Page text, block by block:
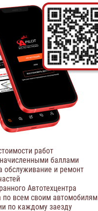
работ
баллами
обслуживание и ремонт
Автотехцентра
по всем своим автомобилям
по каждому заезду